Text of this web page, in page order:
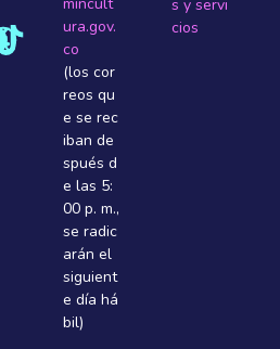
ura.gov.
co
(los cor
reos qu
e se rec
iban de
spués d
e las 5:
00 p. m.,
se radic
arán el
siguient
e dí­a há
bil)
s y servi
cios